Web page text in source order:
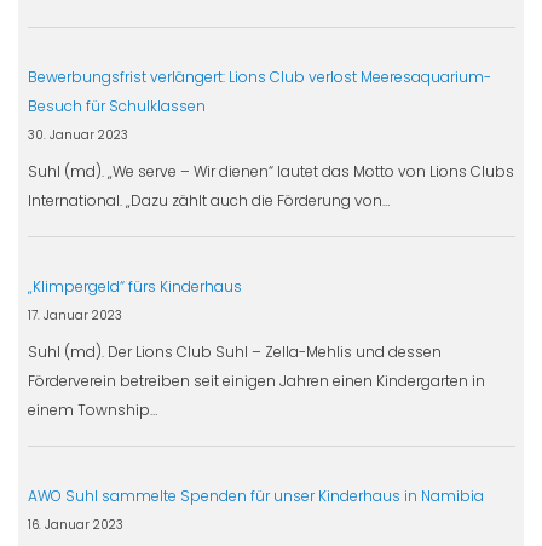
Bewerbungsfrist verlängert: Lions Club verlost Meeresaquarium-
Besuch für Schulklassen
30. Januar 2023
Suhl (md). „We serve – Wir dienen“ lautet das Motto von Lions Clubs
International. „Dazu zählt auch die Förderung von…
„Klimpergeld“ fürs Kinderhaus
17. Januar 2023
Suhl (md). Der Lions Club Suhl – Zella-Mehlis und dessen
Förderverein betreiben seit einigen Jahren einen Kindergarten in
einem Township…
AWO Suhl sammelte Spenden für unser Kinderhaus in Namibia
16. Januar 2023